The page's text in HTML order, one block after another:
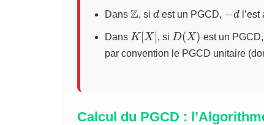
Dans
Z
, si
d
est un PGCD,
d
l’est
Dans
K[X]
, si
D(X)
est un
par convention le PGCD unitaire
Calcul du PGCD :